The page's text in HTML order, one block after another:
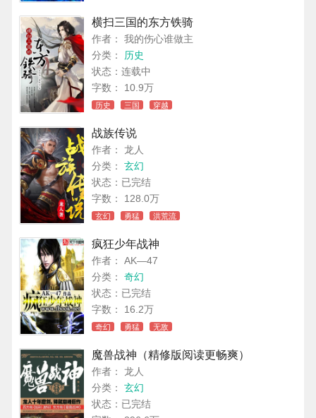
横扫三国的东方铁骑
作者： 我的伤心谁做主
分类：
历史
状态：连载中
字数： 10.9万
历史 三国 穿越
战族传说
作者： 龙人
分类： 玄幻
状态：已完结
字数： 128.0万
玄幻 勇猛 洪荒流
疯狂少年战神
作者： AK—47
分类： 奇幻
状态：已完结
字数： 16.2万
奇幻 勇猛 无敌
魔兽战神（精修版阅读更畅爽）
作者： 龙人
分类： 玄幻
状态：已完结